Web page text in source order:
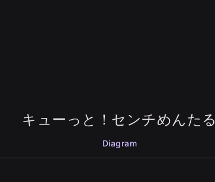
キューっと！センチめんたる
Diagram